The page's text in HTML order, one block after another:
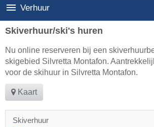
Verhuur
Skiverhuur/ski's huren
Nu online reserveren bij een
skigebied Silvretta Montafon.
voor de skihuur in Silvretta Montafon.
Kaart
Skiverhuur